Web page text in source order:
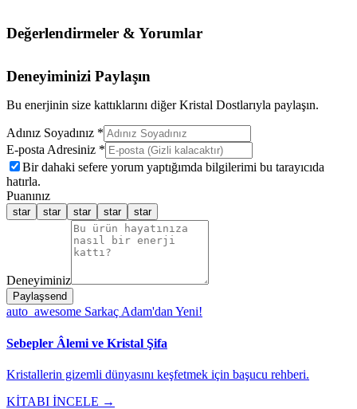
Değerlendirmeler & Yorumlar
Deneyiminizi Paylaşın
Bu enerjinin size kattıklarını diğer Kristal Dostlarıyla paylaşın.
Adınız Soyadınız *
E-posta Adresiniz *
Bir dahaki sefere yorum yaptığımda bilgilerimi bu tarayıcıda
hatırla.
Puanınız
star star star star star
Deneyiminiz
Paylaşsend
auto_awesome Sarkaç Adam'dan Yeni!
Sebepler Âlemi ve Kristal Şifa
Kristallerin gizemli dünyasını keşfetmek için başucu rehberi.
KİTABI İNCELE →